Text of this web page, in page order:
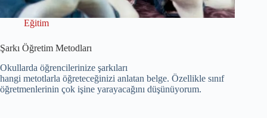
Eğitim
Şarkı Öğretim Metodları
Okullarda öğrencilerinize şarkıları
hangi metotlarla öğreteceğinizi anlatan belge. Özellikle sınıf
öğretmenlerinin çok işine yarayacağını düşünüyorum.